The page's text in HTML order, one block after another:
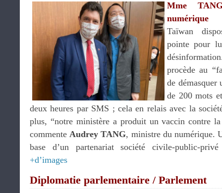
Mme
numérique
Taïwan
pointe pour
procède au
de démasquer
de 200 mots
deux heures par SMS ; cela en relais avec la
plus, “notre ministère a produit un vaccin contre
commenteAudrey TANG, ministre du numérique.
base d’un partenariat société civile-public-
+d’images
Diplomatie parlementaire / Parlement